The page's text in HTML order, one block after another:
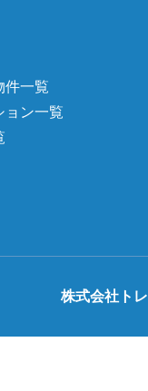
件一覧
ョン一覧
株式会社ト